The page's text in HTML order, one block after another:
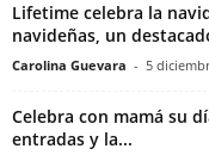
Lifetime celebra la
navideñas, un
Carolina Guevara - 5
Celebra con mamá su
entradas y la...